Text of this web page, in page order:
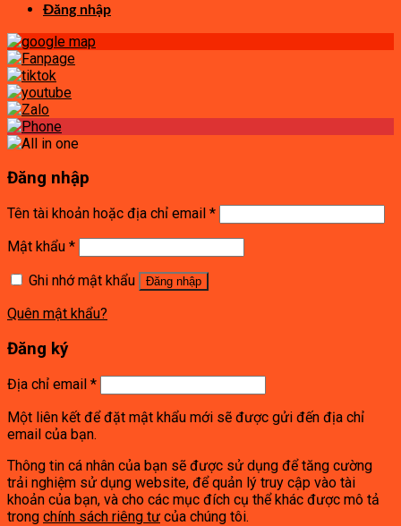
Đăng nhập
Đăng nhập
Tên tài khoản hoặc địa chỉ email *
Mật khẩu *
Ghi nhớ mật khẩu
Đăng nhập
Quên mật khẩu?
Đăng ký
Địa chỉ email *
Một liên kết để đặt mật khẩu mới sẽ được gửi đến địa chỉ
email của bạn.
Thông tin cá nhân của bạn sẽ được sử dụng để tăng cường
trải nghiệm sử dụng website, để quản lý truy cập vào tài
khoản của bạn, và cho các mục đích cụ thể khác được mô tả
trong chính sách riêng tư của chúng tôi.